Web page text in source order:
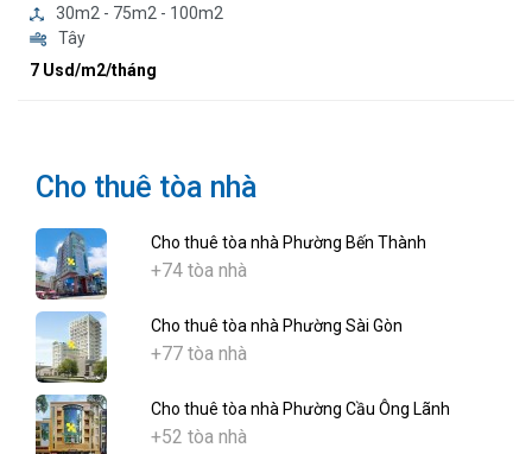
30m2 - 75m2 - 100m2
Tây
7 Usd/m2/tháng
Cho thuê tòa nhà
Cho thuê tòa nhà Phường Bến Thành
+74 tòa nhà
Cho thuê tòa nhà Phường Sài Gòn
+77 tòa nhà
Cho thuê tòa nhà Phường Cầu Ông Lãnh
+52 tòa nhà